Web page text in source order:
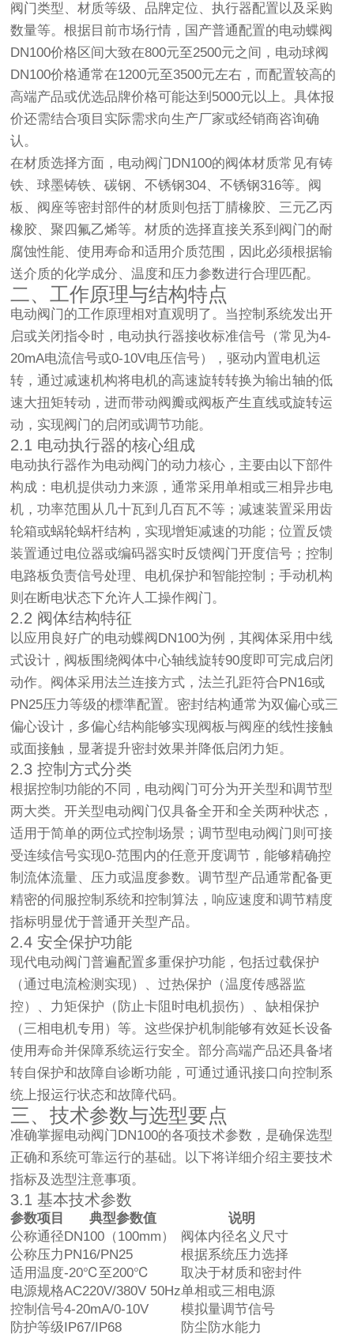
阀门类型、材质等级、品牌定位、执行器配置以及采购
数量等。根据目前市场行情，国产普通配置的电动蝶阀
DN100价格区间大致在800元至2500元之间，电动球阀
DN100价格通常在1200元至3500元左右，而配置较高的
高端产品或优选品牌价格可能达到5000元以上。具体报
价还需结合项目实际需求向生产厂家或经销商咨询确
认。
在材质选择方面，电动阀门DN100的阀体材质常见有铸
铁、球墨铸铁、碳钢、不锈钢304、不锈钢316等。阀
板、阀座等密封部件的材质则包括丁腈橡胶、三元乙丙
橡胶、聚四氟乙烯等。材质的选择直接关系到阀门的耐
腐蚀性能、使用寿命和适用介质范围，因此必须根据输
送介质的化学成分、温度和压力参数进行合理匹配。
二、工作原理与结构特点
电动阀门的工作原理相对直观明了。当控制系统发出开
启或关闭指令时，电动执行器接收标准信号（常见为4-
20mA电流信号或0-10V电压信号），驱动内置电机运
转，通过减速机构将电机的高速旋转转换为输出轴的低
速大扭矩转动，进而带动阀瓣或阀板产生直线或旋转运
动，实现阀门的启闭或调节功能。
2.1 电动执行器的核心组成
电动执行器作为电动阀门的动力核心，主要由以下部件
构成：电机提供动力来源，通常采用单相或三相异步电
机，功率范围从几十瓦到几百瓦不等；减速装置采用齿
轮箱或蜗轮蜗杆结构，实现增矩减速的功能；位置反馈
装置通过电位器或编码器实时反馈阀门开度信号；控制
电路板负责信号处理、电机保护和智能控制；手动机构
则在断电状态下允许人工操作阀门。
2.2 阀体结构特征
以应用良好广的电动蝶阀DN100为例，其阀体采用中线
式设计，阀板围绕阀体中心轴线旋转90度即可完成启闭
动作。阀体采用法兰连接方式，法兰孔距符合PN16或
PN25压力等级的標準配置。密封结构通常为双偏心或三
偏心设计，多偏心结构能够实现阀板与阀座的线性接触
或面接触，显著提升密封效果并降低启闭力矩。
2.3 控制方式分类
根据控制功能的不同，电动阀门可分为开关型和调节型
两大类。开关型电动阀门仅具备全开和全关两种状态，
适用于简单的两位式控制场景；调节型电动阀门则可接
受连续信号实现0-范围内的任意开度调节，能够精确控
制流体流量、压力或温度参数。调节型产品通常配备更
精密的伺服控制系统和控制算法，响应速度和调节精度
指标明显优于普通开关型产品。
2.4 安全保护功能
现代电动阀门普遍配置多重保护功能，包括过载保护
（通过电流检测实现）、过热保护（温度传感器监
控）、力矩保护（防止卡阻时电机损伤）、缺相保护
（三相电机专用）等。这些保护机制能够有效延长设备
使用寿命并保障系统运行安全。部分高端产品还具备堵
转自保护和故障自诊断功能，可通过通讯接口向控制系
统上报运行状态和故障代码。
三、技术参数与选型要点
准确掌握电动阀门DN100的各项技术参数，是确保选型
正确和系统可靠运行的基础。以下将详细介绍主要技术
指标及选型注意事项。
3.1 基本技术参数
参数项目 典型参数值
说明
公称通径 DN100（100mm）
阀体内径名义尺寸
公称压力 PN16/PN25
根据系统压力选择
适用温度-20℃至200℃
取决于材质和密封件
电源规格AC220V/380V 50Hz单相或三相电源
控制信号4-20mA/0-10V
模拟量调节信号
防护等级 IP67/IP68 防尘防水能力